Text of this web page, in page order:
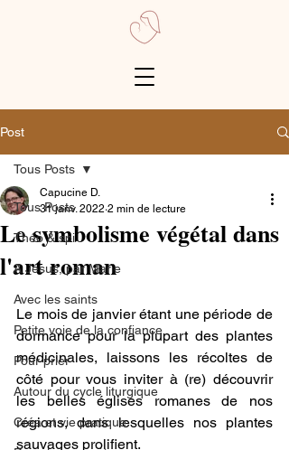
Post
Tous Posts
Théo & spi
A Jésus, par Marie
Avec les saints
Petite voie de la confiance
Pour prier
Autour du cycle liturgique
Créa et vie pratique
Tous Posts
Le symbolisme végétal dans
l'art roman
Capucine D.
31 janv. 2022 2 min de lecture
Le mois de janvier étant une période de
dormance pour la plupart des plantes
médicinales, laissons les récoltes de
côté pour vous inviter à (re) découvrir
les belles églises romanes de nos
régions, dans lesquelles nos plantes
sauvages prolifient.